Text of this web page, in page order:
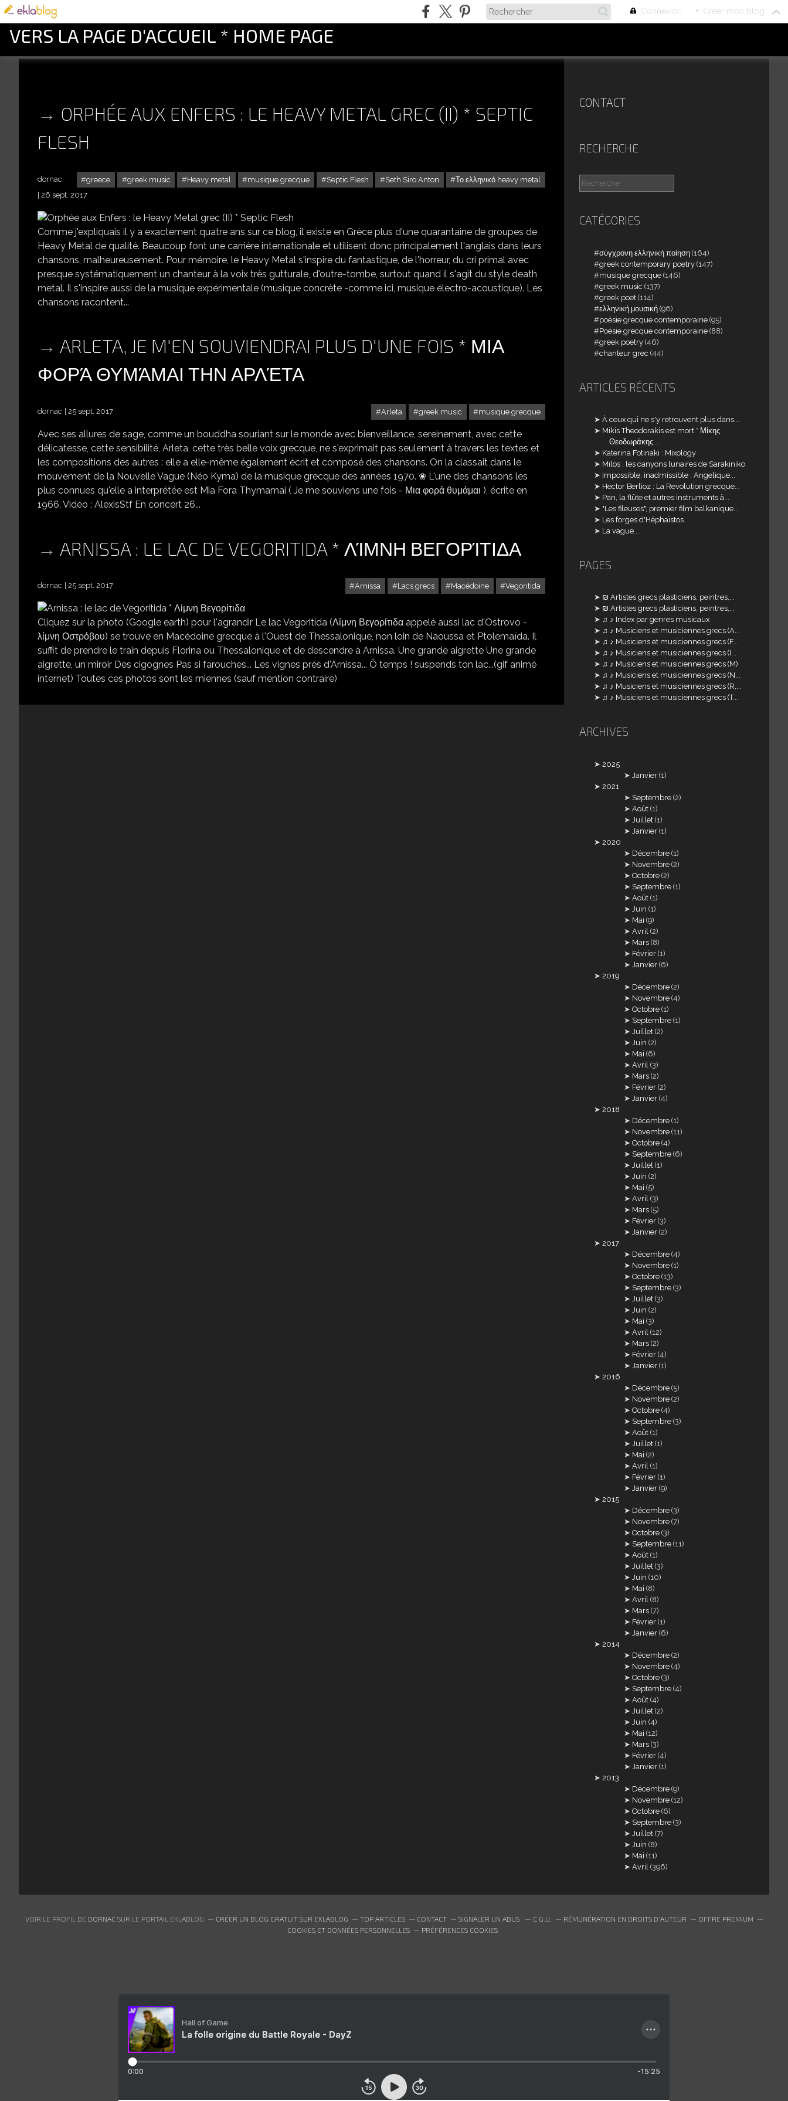
Connexion + Créer mon blog
VERS LA PAGE D'ACCUEIL * HOME PAGE
ORPHÉE AUX ENFERS : LE HEAVY METAL GREC (II) * SEPTIC
FLESH
greece greek music Heavy metal musique grecque Septic Flesh Seth Siro Anton Το ελληνικό heavy metal
dornac
26 sept. 2017
Comme j'expliquais il y a exactement quatre ans sur ce blog, il existe en Grèce plus d'une quarantaine de groupes de
Heavy Metal de qualité. Beaucoup font une carrière internationale et utilisent donc principalement l'anglais dans leurs
chansons, malheureusement. Pour mémoire, le Heavy Metal s'inspire du fantastique, de l'horreur, du cri primal avec
presque systématiquement un chanteur à la voix très gutturale, d'outre-tombe, surtout quand il s'agit du style death
metal. Il s'inspire aussi de la musique expérimentale (musique concrète -comme ici, musique électro-acoustique). Les
chansons racontent...
ARLETA, JE M'EN SOUVIENDRAI PLUS D'UNE FOIS * ΜΙΑ
ΦΟΡΆ ΘΥΜΆΜΑΙ ΤΗΝ ΑΡΛΈΤΑ
Arleta greek music musique grecque
dornac 25 sept. 2017
Avec ses allures de sage, comme un bouddha souriant sur le monde avec bienveillance, sereinement, avec cette
délicatesse, cette sensibilité, Arleta, cette très belle voix grecque, ne s'exprimait pas seulement à travers les textes et
les compositions des autres : elle a elle-même également écrit et composé des chansons. On la classait dans le
mouvement de la Nouvelle Vague (Néo Kyma) de la musique grecque des années 1970. ❀ L'une des chansons les
plus connues qu'elle a interprétée est Mia Fora Thymamai ( Je me souviens une fois - Μια φορά θυμάμαι ), écrite en
1966. Vidéo : AlexisStf En concert 26...
ARNISSA : LE LAC DE VEGORITIDA * ΛΊΜΝΗ ΒΕΓΟΡΊΤΙΔΑ
Arnissa Lacs grecs Macédoine Vegoritida
dornac 25 sept. 2017 ARNISSA : LE LAC DE VEGORITIDA * ΛΊΜΝΗ ΒΕΓΟΡΊΤΙΔΑ
Cliquez sur la photo (Google earth) pour l'agrandir Le lac Vegoritida (Λίμνη Βεγορίτιδα appelé aussi lac d'Ostrovo -
λίμνη Οστρόβου) se trouve en Macédoine grecque à l'Ouest de Thessalonique, non loin de Naoussa et Ptolemaïda. Il
suffit de prendre le train depuis Florina ou Thessalonique et de descendre à Arnissa. Une grande aigrette Une grande
aigrette, un miroir Des cigognes Pas si farouches... Les vignes près d'Arnissa... Ô temps ! suspends ton lac...(gif animé
internet) Toutes ces photos sont les miennes (sauf mention contraire)
CONTACT
RECHERCHE
CATÉGORIES
σύγχρονη ελληνική ποίηση (164)
greek contemporary poetry (147)
musique grecque (146)
greek music (137)
greek poet (114)
ελληνική μουσική (96)
poésie grecque contemporaine (95)
Poésie grecque contemporaine (88)
greek poetry (46)
chanteur grec (44)
ARTICLES RÉCENTS
À ceux qui ne s'y retrouvent plus dans...
Mikis Theodorakis est mort * Μίκης
Θεοδωράκης...
Katerina Fotinaki : Mixology
Milos : les canyons lunaires de Sarakiniko
impossible, inadmissible : Angelique...
Hector Berlioz : La Revolution grecque...
Pan, la flûte et autres instruments à...
"Les fileuses", premier film balkanique...
Les forges d'Héphaïstos
La vague....
PAGES
₪ Artistes grecs plasticiens, peintres,...
₪ Artistes grecs plasticiens, peintres,...
♫ ♪ Index par genres musicaux
♫ ♪ Musiciens et musiciennes grecs (A...
♫ ♪ Musiciens et musiciennes grecs (F...
♫ ♪ Musiciens et musiciennes grecs (I...
♫ ♪ Musiciens et musiciennes grecs (M)
♫ ♪ Musiciens et musiciennes grecs (N...
♫ ♪ Musiciens et musiciennes grecs (R,...
♫ ♪ Musiciens et musiciennes grecs (T...
ARCHIVES
2025
Janvier (1)
2021
Septembre (2)
Août (1)
Juillet (1)
Janvier (1)
2020
Décembre (1)
Novembre (2)
Octobre (2)
Septembre (1)
Août (1)
Juin (1)
Mai (9)
Avril (2)
Mars (8)
Février (1)
Janvier (6)
2019
Décembre (2)
Novembre (4)
Octobre (1)
Septembre (1)
Juillet (2)
Juin (2)
Mai (6)
Avril (3)
Mars (2)
Février (2)
Janvier (4)
2018
Décembre (1)
Novembre (11)
Octobre (4)
Septembre (6)
Juillet (1)
Juin (2)
Mai (5)
Avril (3)
Mars (5)
Février (3)
Janvier (2)
2017
Décembre (4)
Novembre (1)
Octobre (13)
Septembre (3)
Juillet (3)
Juin (2)
Mai (3)
Avril (12)
Mars (2)
Février (4)
Janvier (1)
2016
Décembre (5)
Novembre (2)
Octobre (4)
Septembre (3)
Août (1)
Juillet (1)
Mai (2)
Avril (1)
Février (1)
Janvier (9)
2015
Décembre (3)
Novembre (7)
Octobre (3)
Septembre (11)
Août (1)
Juillet (3)
Juin (10)
Mai (8)
Avril (8)
Mars (7)
Février (1)
Janvier (6)
2014
Décembre (2)
Novembre (4)
Octobre (3)
Septembre (4)
Août (4)
Juillet (2)
Juin (4)
Mai (12)
Mars (3)
Février (4)
Janvier (1)
2013
Décembre (9)
Novembre (12)
Octobre (6)
Septembre (3)
Juillet (7)
Juin (8)
Mai (11)
Avril (396)
VOIR LE PROFIL DE DORNACSUR LE PORTAIL EKLABLOG CRÉER UN BLOG GRATUIT SUR EKLABLOG TOP ARTICLES CONTACT SIGNALER UN ABUS C.G.U. RÉMUNÉRATION EN DROITS D'AUTEUR
OFFRE PREMIUM
COOKIES ET DONNÉES PERSONNELLES
PRÉFÉRENCES COOKIES
Hall of Game
La folle origine du Battle Royale - DayZ
0:00 -15:25